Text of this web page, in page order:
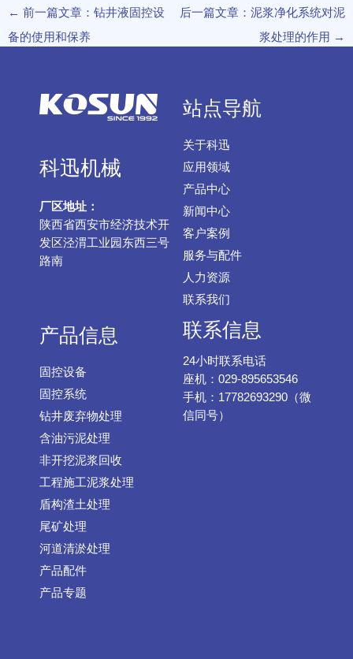
← 前一篇文章：钻井液固控设
备的使用和保养
后一篇文章：泥浆净化系统对泥
浆处理的作用 →
科迅机械
厂区地址：
陕西省西安市经济技术开
发区泾渭工业园东西三号
路南
站点导航
关于科迅
应用领域
产品中心
新闻中心
客户案例
服务与配件
人力资源
联系我们
产品信息
固控设备
固控系统
钻井废弃物处理
含油污泥处理
非开挖泥浆回收
工程施工泥浆处理
盾构渣土处理
尾矿处理
河道清淤处理
产品配件
产品专题
联系信息
24小时联系电话
座机：029-895653546
手机：17782693290（微
信同号）